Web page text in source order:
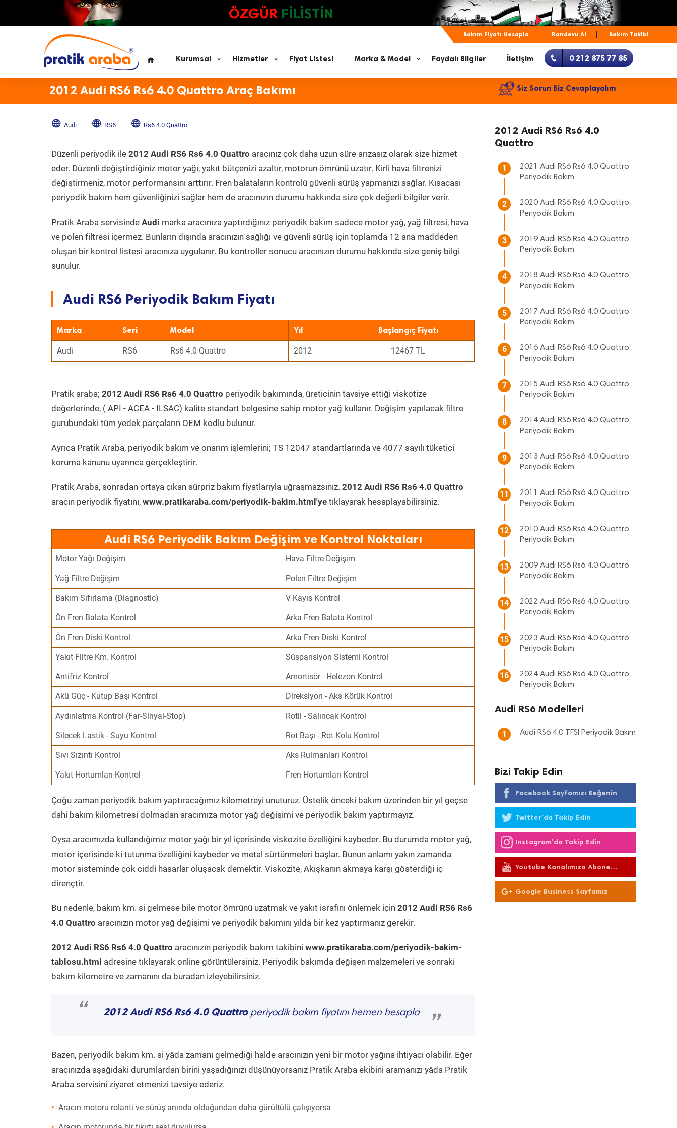
ÖZGÜR FİLİSTİN
Bakım Fiyatı Hesapla Randevu Al Bakım Takibi
Kurumsal Hizmetler Fiyat Listesi Marka & Model Faydalı Bilgiler İletişim 0 212 875 77 85
2012 Audi RS6 Rs6 4.0 Quattro Araç Bakımı Siz Sorun Biz Cevaplayalım
Audi RS6 Rs6 4.0 Quattro
Düzenli periyodik ile 2012 Audi RS6 Rs6 4.0 Quattro aracınız çok daha uzun süre arızasız olarak size hizmet
eder. Düzenli değiştirdiğiniz motor yağı, yakıt bütçenizi azaltır, motorun ömrünü uzatır. Kirli hava filtrenizi
değiştirmeniz, motor performansını arttırır. Fren balataların kontrolü güvenli sürüş yapmanızı sağlar. Kısacası
periyodik bakım hem güvenliğinizi sağlar hem de aracınızın durumu hakkında size çok değerli bilgiler verir.
Pratik Araba servisinde Audi marka aracınıza yaptırdığınız periyodik bakım sadece motor yağ, yağ filtresi, hava
ve polen filtresi içermez. Bunların dışında aracınızın sağlığı ve güvenli sürüş için toplamda 12 ana maddeden
oluşan bir kontrol listesi aracınıza uygulanır. Bu kontroller sonucu aracınızın durumu hakkında size geniş bilgi
sunulur.
Audi RS6 Periyodik Bakım Fiyatı
Marka Seri Model Yıl Başlangıç Fiyatı
Audi RS6 Rs6 4.0 Quattro 2012 12467 TL
Pratik araba; 2012 Audi RS6 Rs6 4.0 Quattro periyodik bakımında, üreticinin tavsiye ettiği viskotize
değerlerinde, ( API - ACEA - ILSAC) kalite standart belgesine sahip motor yağ kullanır. Değişim yapılacak filtre
gurubundaki tüm yedek parçaların OEM kodlu bulunur.
Ayrıca Pratik Araba, periyodik bakım ve onarım işlemlerini; TS 12047 standartlarında ve 4077 sayılı tüketici
koruma kanunu uyarınca gerçekleştirir.
Pratik Araba, sonradan ortaya çıkan sürpriz bakım fiyatlarıyla uğraşmazsınız. 2012 Audi RS6 Rs6 4.0 Quattro
aracın periyodik fiyatını, www.pratikaraba.com/periyodik-bakim.html'ye tıklayarak hesaplayabilirsiniz.
Audi RS6 Periyodik Bakım Değişim ve Kontrol Noktaları
Motor Yağı Değişim Hava Filtre Değişim
Yağ Filtre Değişim Polen Filtre Değişim
Bakım Sıfırlama (Diagnostic) V Kayış Kontrol
Ön Fren Balata Kontrol Arka Fren Balata Kontrol
Ön Fren Diski Kontrol Arka Fren Diski Kontrol
Yakıt Filtre Km. Kontrol Süspansiyon Sistemi Kontrol
Antifriz Kontrol Amortisör - Helezon Kontrol
Akü Güç - Kutup Başı Kontrol Direksiyon - Aks Körük Kontrol
Aydınlatma Kontrol (Far-Sinyal-Stop) Rotil - Salıncak Kontrol
Silecek Lastik - Suyu Kontrol Rot Başı - Rot Kolu Kontrol
Sıvı Sızıntı Kontrol Aks Rulmanları Kontrol
Yakıt Hortumları Kontrol Fren Hortumları Kontrol
Çoğu zaman periyodik bakım yaptıracağımız kilometreyi unuturuz. Üstelik önceki bakım üzerinden bir yıl geçse
dahi bakım kilometresi dolmadan aracımıza motor yağ değişimi ve periyodik bakım yaptırmayız.
Oysa aracımızda kullandığımız motor yağı bir yıl içerisinde viskozite özelliğini kaybeder. Bu durumda motor yağ,
motor içerisinde ki tutunma özelliğini kaybeder ve metal sürtünmeleri başlar. Bunun anlamı yakın zamanda
motor sisteminde çok ciddi hasarlar oluşacak demektir. Viskozite, Akışkanın akmaya karşı gösterdiği iç
dirençtir.
Bu nedenle, bakım km. si gelmese bile motor ömrünü uzatmak ve yakıt israfını önlemek için 2012 Audi RS6 Rs6
4.0 Quattro aracınızın motor yağ değişimi ve periyodik bakımını yılda bir kez yaptırmanız gerekir.
2012 Audi RS6 Rs6 4.0 Quattro aracınızın periyodik bakım takibini www.pratikaraba.com/periyodik-bakim-
tablosu.html adresine tıklayarak online görüntülersiniz. Periyodik bakımda değişen malzemeleri ve sonraki
bakım kilometre ve zamanını da buradan izleyebilirsiniz.
“ 2012 Audi RS6 Rs6 4.0 Quattroperiyodik bakım fiyatını hemen hesapla
”
Bazen, periyodik bakım km. si yâda zamanı gelmediği halde aracınızın yeni bir motor yağına ihtiyacı olabilir. Eğer
aracınızda aşağıdaki durumlardan birini yaşadığınızı düşünüyorsanız Pratik Araba ekibini aramanızı yâda Pratik
Araba servisini ziyaret etmenizi tavsiye ederiz.
Aracın motoru rolanti ve sürüş anında olduğundan daha gürültülü çalışıyorsa
2012 Audi RS6 Rs6 4.0
Quattro
1
2021 Audi RS6 Rs6 4.0 Quattro
Periyodik Bakım
2
2020 Audi RS6 Rs6 4.0 Quattro
Periyodik Bakım
3
2019 Audi RS6 Rs6 4.0 Quattro
Periyodik Bakım
4
2018 Audi RS6 Rs6 4.0 Quattro
Periyodik Bakım
5
2017 Audi RS6 Rs6 4.0 Quattro
Periyodik Bakım
6
2016 Audi RS6 Rs6 4.0 Quattro
Periyodik Bakım
7
2015 Audi RS6 Rs6 4.0 Quattro
Periyodik Bakım
8
2014 Audi RS6 Rs6 4.0 Quattro
Periyodik Bakım
9
2013 Audi RS6 Rs6 4.0 Quattro
Periyodik Bakım
11
2011 Audi RS6 Rs6 4.0 Quattro
Periyodik Bakım
12
2010 Audi RS6 Rs6 4.0 Quattro
Periyodik Bakım
13
2009 Audi RS6 Rs6 4.0 Quattro
Periyodik Bakım
14
2022 Audi RS6 Rs6 4.0 Quattro
Periyodik Bakım
15
2023 Audi RS6 Rs6 4.0 Quattro
Periyodik Bakım
16
2024 Audi RS6 Rs6 4.0 Quattro
Periyodik Bakım
Audi RS6 Modelleri
1 Audi RS6 4.0 TFSI Periyodik Bakım
Bizi Takip Edin
Facebook Sayfamızı Beğenin
Twitter'da Takip Edin
Instagram'da Takip Edin
Youtube Kanalımıza Abone
Olun
Google Business Sayfamız